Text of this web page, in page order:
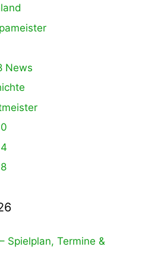
News
Spielplan, Termine &